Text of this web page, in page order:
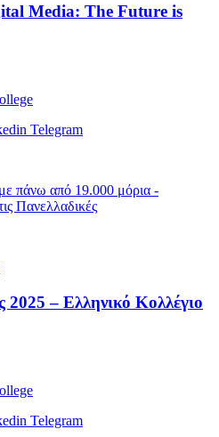
Media: The Future is
Telegram
2025 – Ελληνικό Κολλέγιο
Telegram